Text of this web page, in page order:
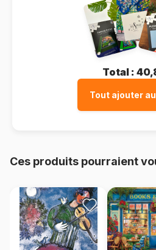
Total :
Tout ajouter
Ces produits pourraient